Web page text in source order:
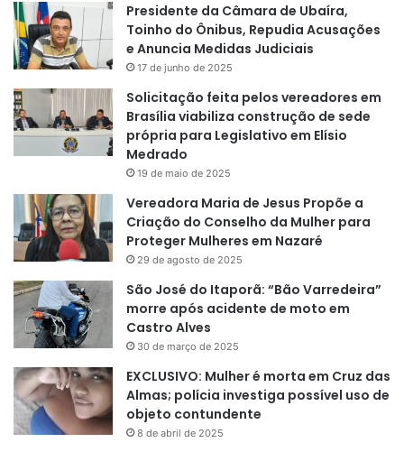
Presidente da Câmara de Ubaíra,
Toinho do Ônibus, Repudia Acusações
e Anuncia Medidas Judiciais
17 de junho de 2025
Solicitação feita pelos vereadores em
Brasília viabiliza construção de sede
própria para Legislativo em Elísio
Medrado
19 de maio de 2025
Vereadora Maria de Jesus Propõe a
Criação do Conselho da Mulher para
Proteger Mulheres em Nazaré
29 de agosto de 2025
São José do Itaporã: “Bão Varredeira”
morre após acidente de moto em
Castro Alves
30 de março de 2025
EXCLUSIVO: Mulher é morta em Cruz das
Almas; polícia investiga possível uso de
objeto contundente
8 de abril de 2025